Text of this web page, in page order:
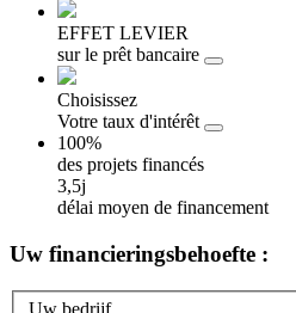
EFFET LEVIER
sur le prêt bancaire
Choisissez
Votre taux d'intérêt
100%
des projets financés
3,5j
délai moyen de financement
Uw financieringsbehoefte :